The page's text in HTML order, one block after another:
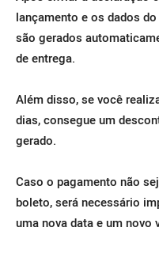
lançamento e os dados
são gerados
de entrega.
Além disso, se você
dias, consegue um
gerado.
Caso o pagamento não
boleto, será necessário
uma nova data e um novo